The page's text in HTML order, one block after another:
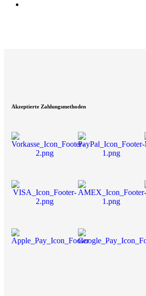
Akzeptierte Zahlungsmethoden